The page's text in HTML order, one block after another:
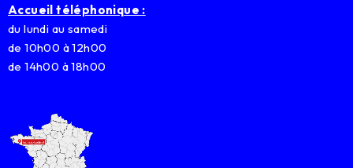
Accueil téléphonique :
du lundi au samedi
de 10h00 à 12h00
de 14h00 à 18h00